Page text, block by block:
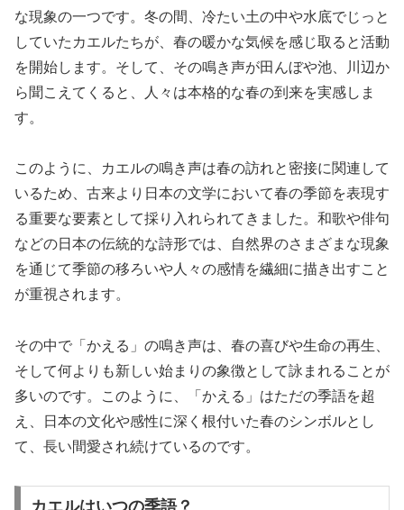
な現象の一つです。冬の間、冷たい土の中や水底でじっと
していたカエルたちが、春の暖かな気候を感じ取ると活動
を開始します。そして、その鳴き声が田んぼや池、川辺か
ら聞こえてくると、人々は本格的な春の到来を実感しま
す。
このように、カエルの鳴き声は春の訪れと密接に関連して
いるため、古来より日本の文学において春の季節を表現す
る重要な要素として採り入れられてきました。和歌や俳句
などの日本の伝統的な詩形では、自然界のさまざまな現象
を通じて季節の移ろいや人々の感情を繊細に描き出すこと
が重視されます。
その中で「かえる」の鳴き声は、春の喜びや生命の再生、
そして何よりも新しい始まりの象徴として詠まれることが
多いのです。このように、「かえる」はただの季語を超
え、日本の文化や感性に深く根付いた春のシンボルとし
て、長い間愛され続けているのです。
カエルはいつの季語？